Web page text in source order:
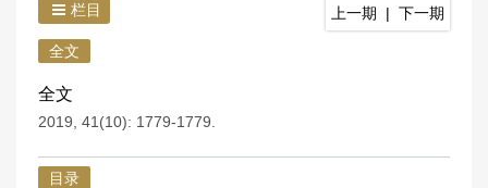
栏目 上一期 | 下一期
全文
全文
2019, 41(10): 1779-1779.
目录